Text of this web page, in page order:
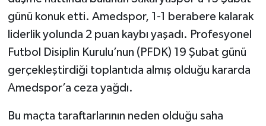
günü konuk etti. Amedspor, 1-1 berabere kalarak
liderlik yolunda 2 puan kaybı yaşadı. Profesyonel
Futbol Disiplin Kurulu’nun (PFDK) 19 Şubat günü
gerçekleştirdiği toplantıda almış olduğu kararda
Amedspor’a ceza yağdı.
Bu maçta taraftarlarının neden olduğu saha